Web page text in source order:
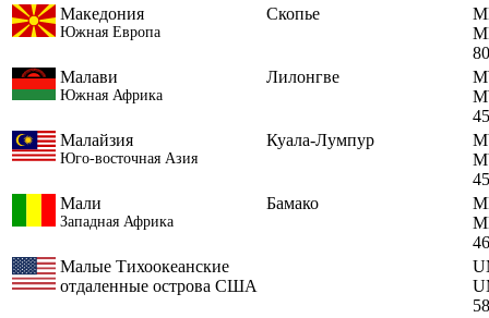
Македония
Южная Европа
Скопье
Малави
Южная Африка
Лилонгве
Малайзия
Юго-восточная Азия
Куала-Лумпур
Мали
Западная Африка
Бамако
Малые Тихоокеанские
отдаленные острова США